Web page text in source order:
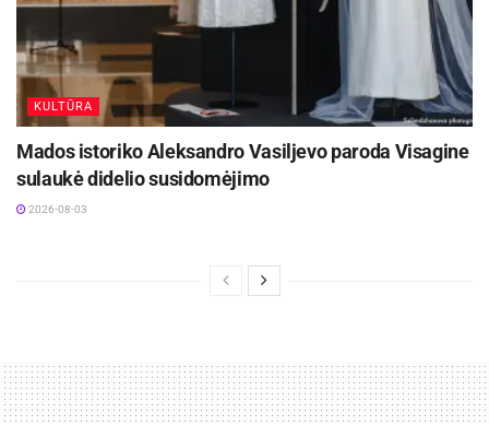
KULTŪRA
Mados istoriko Aleksandro Vasiljevo paroda Visagine
sulaukė didelio susidomėjimo
2026-08-03